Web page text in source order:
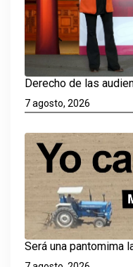
Derecho de las
7 agosto, 2026
Será una pantomima